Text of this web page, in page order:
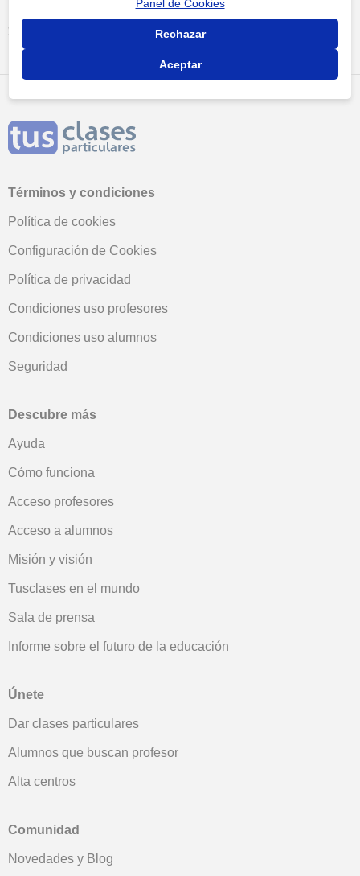
Academias Castellón
youtalk castellon
Términos y condiciones
Política de cookies
Configuración de Cookies
Política de privacidad
Condiciones uso profesores
Condiciones uso alumnos
Seguridad
Descubre más
Ayuda
Cómo funciona
Acceso profesores
Acceso a alumnos
Misión y visión
Tusclases en el mundo
Sala de prensa
Informe sobre el futuro de la educación
Únete
Dar clases particulares
Alumnos que buscan profesor
Alta centros
Comunidad
Novedades y Blog
Panel de Cookies
Rechazar
Aceptar